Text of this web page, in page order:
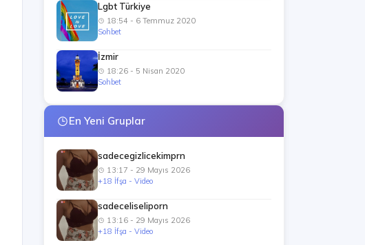
Lgbt Türkiye
18:54 - 6 Temmuz 2020
Sohbet
İzmir
18:26 - 5 Nisan 2020
Sohbet
En Yeni Gruplar
sadecegizlicekimprn
13:17 - 29 Mayıs 2026
+18 İfşa - Video
sadeceliseliporn
13:16 - 29 Mayıs 2026
+18 İfşa - Video